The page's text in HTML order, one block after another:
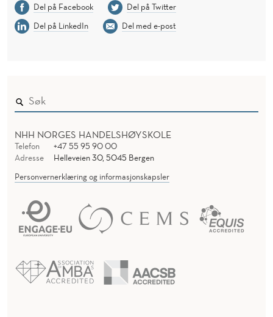
Del på Facebook
Del på Twitter
Del på LinkedIn
Del med e-post
NHH NORGES HANDELSHØYSKOLE
Telefon
+47 55 95 90 00
Adresse
Helleveien 30, 5045 Bergen
Personvernerklæring og informasjonskapsler